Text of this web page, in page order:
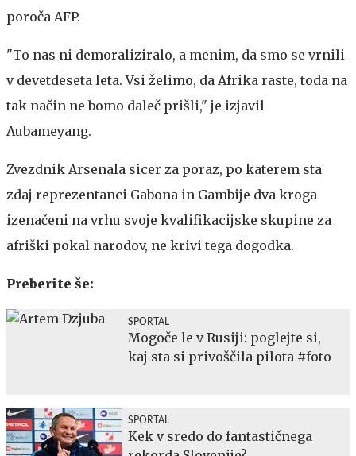
poroča AFP.
"To nas ni demoraliziralo, a menim, da smo se vrnili
v devetdeseta leta. Vsi želimo, da Afrika raste, toda na
tak način ne bomo daleč prišli," je izjavil
Aubameyang.
Zvezdnik Arsenala sicer za poraz, po katerem sta
zdaj reprezentanci Gabona in Gambije dva kroga
izenačeni na vrhu svoje kvalifikacijske skupine za
afriški pokal narodov, ne krivi tega dogodka.
Preberite še:
SPORTAL
Mogoče le v Rusiji: poglejte si,
kaj sta si privoščila pilota #foto
SPORTAL
Kek v sredo do fantastičnega